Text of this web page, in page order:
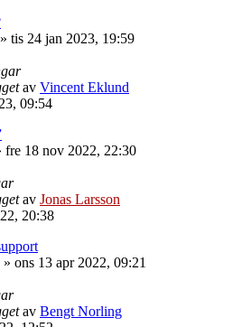
» tis 24 jan 2023, 19:59
av Vincent Eklund
09:54
fre 18 nov 2022, 22:30
av Jonas Larsson
20:38
» ons 13 apr 2022, 09:21
av Bengt Norling